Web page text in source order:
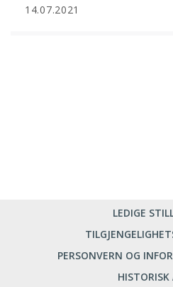
14.07.2021
LEDIGE
PERSONVERN OG
HISTORISK